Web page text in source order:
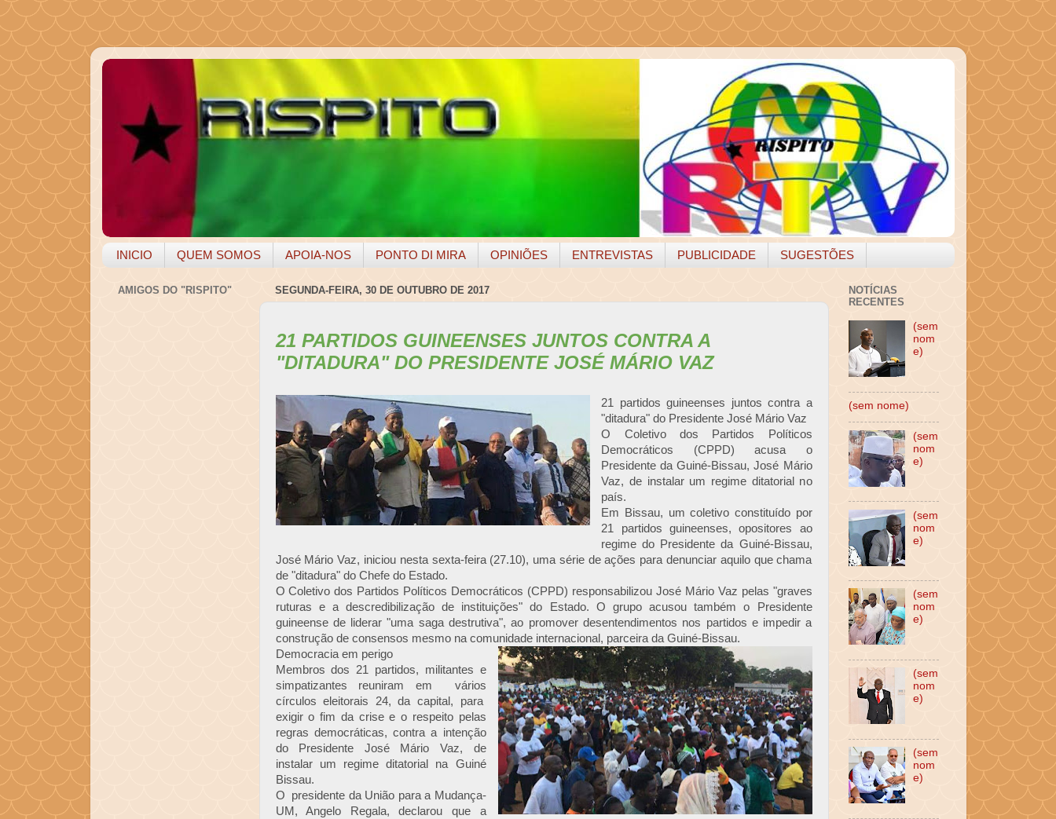
INICIO QUEM SOMOS APOIA-NOS PONTO DI MIRA OPINIÕES ENTREVISTAS PUBLICIDADE SUGESTÕES
SEGUNDA-FEIRA, 30 DE OUTUBRO DE 2017
21 PARTIDOS GUINEENSES JUNTOS CONTRA A
"DITADURA" DO PRESIDENTE JOSÉ MÁRIO VAZ
21 partidos guineenses juntos contra a
"ditadura" do Presidente José Mário Vaz
O Coletivo dos Partidos Políticos
Democráticos (CPPD) acusa o
Presidente da Guiné-Bissau, José Mário
Vaz, de instalar um regime ditatorial no
país.
Em Bissau, um coletivo constituído por
21 partidos guineenses, opositores ao
regime do Presidente da Guiné-Bissau,
José Mário Vaz, iniciou nesta sexta-feira (27.10), uma série de ações para denunciar aquilo que chama
de "ditadura" do Chefe do Estado.
O Coletivo dos Partidos Políticos Democráticos (CPPD) responsabilizou José Mário Vaz pelas "graves
ruturas e a descredibilização de instituições" do Estado. O grupo acusou também o Presidente
guineense de liderar "uma saga destrutiva", ao promover desentendimentos nos partidos e impedir a
construção de consensos mesmo na comunidade internacional, parceira da Guiné-Bissau.
Democracia em perigo
Membros dos 21 partidos, militantes e
simpatizantes reuniram em vários
círculos eleitorais 24, da capital, para
exigir o fim da crise e o respeito pelas
regras democráticas, contra a intenção
do Presidente José Mário Vaz, de
instalar um regime ditatorial na Guiné
Bissau.
O presidente da União para a Mudança-
UM, Angelo Regala, declarou que a
AMIGOS DO "RISPITO"
NOTÍCIAS
RECENTES
(sem
nom
e)
(sem nome)
(sem
nom
e)
(sem
nom
e)
(sem
nom
e)
(sem
nom
e)
(sem
nom
e)